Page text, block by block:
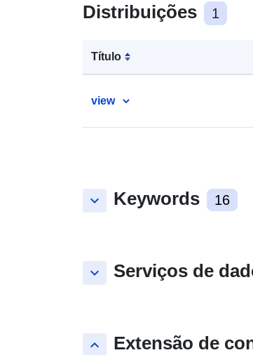
Distribuições 1
Título
view
keyboard_arrow_down Keywords 16
keyboard_arrow_down Serviços de
keyboard_arrow_up Extensão de